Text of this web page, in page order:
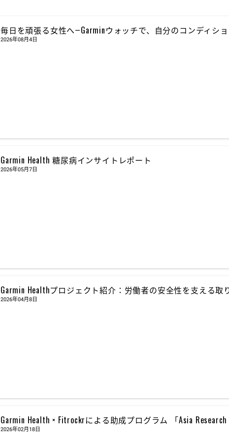
毎日を頑張る女性へ―Garminウォッチで、自分のコンディシ
2026年08月4日
Garmin Health 糖尿病インサイトレポート
2026年05月7日
Garmin Healthプロジェクト紹介：労働者の安全性を支える取
2026年04月8日
Garmin Health × Fitrockrによる助成プログラム 「Asia
2026年02月18日